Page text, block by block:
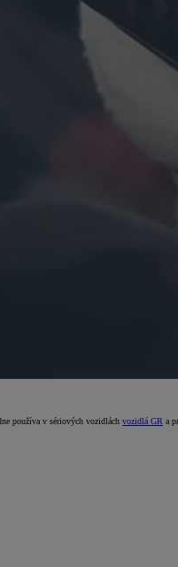
používa v sériových vozidlách vozidlá GR a